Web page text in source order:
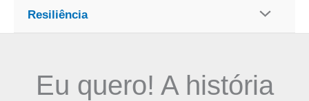
Resiliência
Eu quero! A história